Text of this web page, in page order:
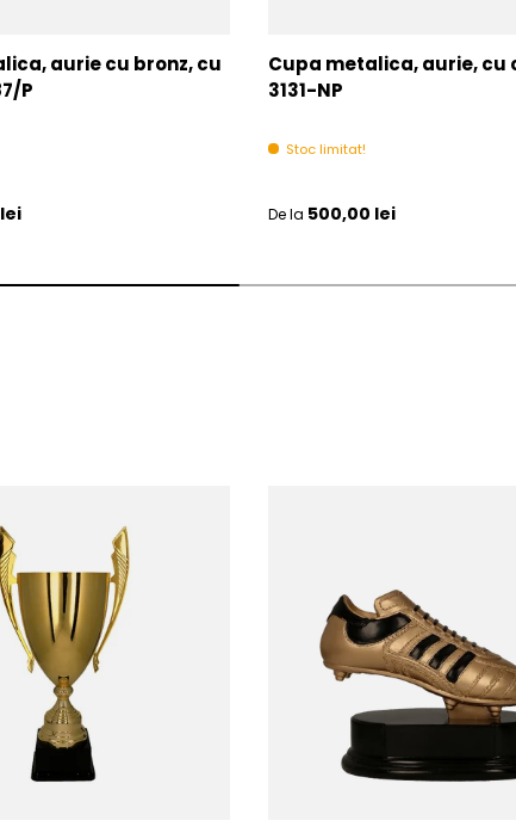
aurie cu bronz, cu
P
Cupa metalica, aurie, cu
3131-NP
Stoc limitat!
Pret initial
De la 500,00 lei